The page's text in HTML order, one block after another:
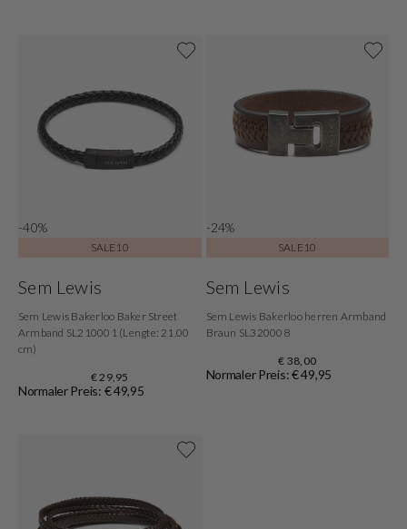
-40%
SALE10
Sem Lewis
Sem Lewis Bakerloo Baker Street
Armband SL210001 (Lengte: 21.00
cm)
€ 29,95
Normaler Preis: € 49,95
-24%
SALE10
Sem Lewis
Sem Lewis Bakerloo herren Armband
Braun SL320008
€ 38,00
Normaler Preis: € 49,95